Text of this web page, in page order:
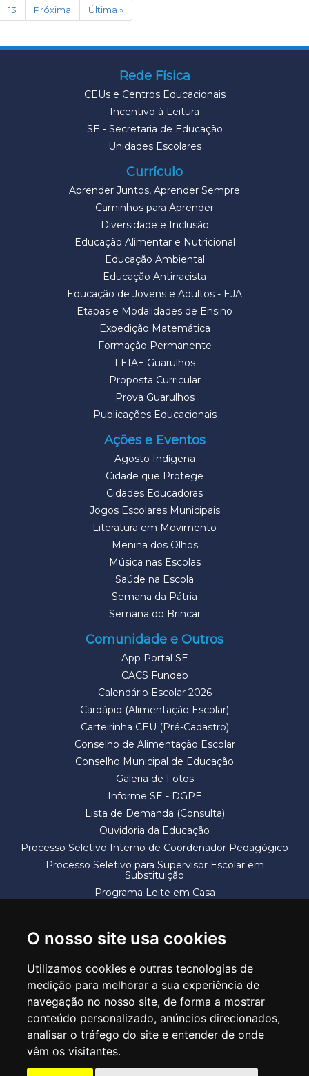
O nosso site usa cookies
Utilizamos cookies e outras tecnologias de
medição para melhorar a sua experiência de
navegação no nosso site, de forma a mostrar
conteúdo personalizado, anúncios direcionados,
analisar o tráfego do site e entender de onde
vêm os visitantes.
13
Próxima Última »
Rede Física
CEUs e Centros Educacionais
Incentivo à Leitura
SE - Secretaria de Educação
Unidades Escolares
Currículo
Aprender Juntos, Aprender Sempre
Caminhos para Aprender
Diversidade e Inclusão
Educação Alimentar e Nutricional
Educação Ambiental
Educação Antirracista
Educação de Jovens e Adultos - EJA
Etapas e Modalidades de Ensino
Expedição Matemática
Formação Permanente
LEIA+ Guarulhos
Proposta Curricular
Prova Guarulhos
Publicações Educacionais
Ações e Eventos
Agosto Indígena
Cidade que Protege
Cidades Educadoras
Jogos Escolares Municipais
Literatura em Movimento
Menina dos Olhos
Música nas Escolas
Saúde na Escola
Semana da Pátria
Semana do Brincar
Comunidade e Outros
App Portal SE
CACS Fundeb
Calendário Escolar 2026
Cardápio (Alimentação Escolar)
Carteirinha CEU (Pré-Cadastro)
Conselho de Alimentação Escolar
Conselho Municipal de Educação
Galeria de Fotos
Informe SE - DGPE
Lista de Demanda (Consulta)
Ouvidoria da Educação
Processo Seletivo Interno de Coordenador Pedagógico
Processo Seletivo para Supervisor Escolar em
Substituição
Programa Leite em Casa
SECRETARIA DE EDUCAÇÃO
Rua Claudino Barbosa, 313 - Macedo - Guarulhos/SP CEP 07113-040
Central de Atendimento: *55 11 2475-7300